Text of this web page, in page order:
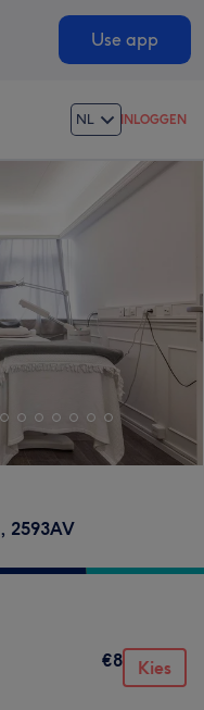
Use app
NL INLOGGEN
, 2593AV
€8 Kies